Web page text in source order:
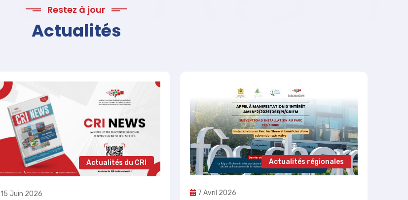
Restez à jour
Actualités
Actualités du CRI
15 Juin 2026
Actualités régionales
7 Avril 2026